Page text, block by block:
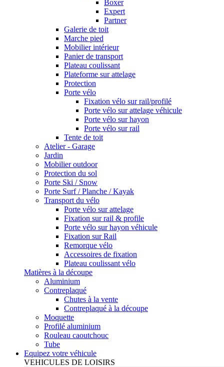
Boxer
Expert
Partner
Galerie de toit
Marche pied
Mobilier intérieur
Panier de transport
Plateau coulissant
Plateforme sur attelage
Protection
Porte vélo
Fixation vélo sur rail/profilé
Porte vélo sur attelage véhicule
Porte vélo sur hayon
Porte vélo sur rail
Tente de toit
Atelier - Garage
Jardin
Mobilier outdoor
Protection du sol
Porte Ski / Snow
Porte Surf / Planche / Kayak
Transport du vélo
Porte vélo sur attelage
Fixation sur rail & profile
Porte vélo sur hayon véhicule
Fixation sur Rail
Remorque vélo
Accessoires de fixation
Plateau coulissant vélo
Matières à la découpe
Aluminium
Contreplaqué
Chutes à la vente
Contreplaqué à la découpe
Moquette
Profilé aluminium
Rouleau caoutchouc
Tube
Equipez votre véhicule
VEHICULES DE LOISIRS